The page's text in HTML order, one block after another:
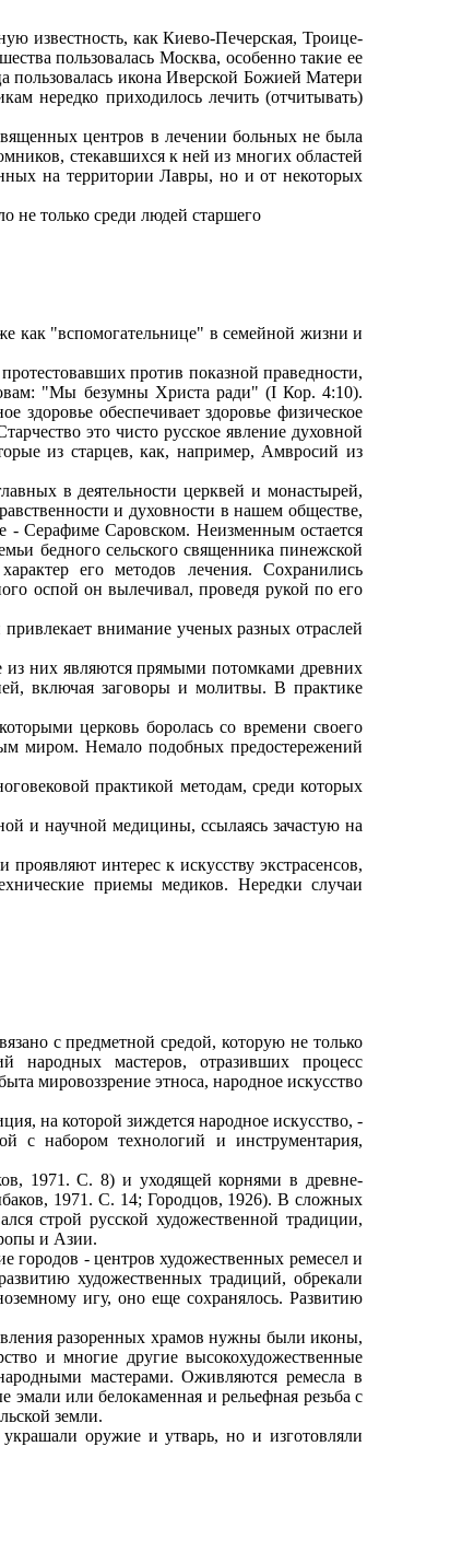
известность, как Киево-Печерская, Троице-
пользовалась Москва, особенно такие ее
пользовалась икона Иверской Божией Матери
нередко приходилось лечить (отчитывать)
центров в лечении больных не была
стекавшихся к ней из многих областей
на территории Лавры, но и от некоторых
не только среди людей старшего
как "вспомогательнице" в семейной жизни и
против показной праведности,
"Мы безумны Христа ради" (I Кор. 4:10).
обеспечивает здоровье физическое
это чисто русское явление духовной
из старцев, как, например, Амвросий из
в деятельности церквей и монастырей,
и духовности в нашем обществе,
- Серафиме Саровском. Неизменным остается
бедного сельского священника пинежской
его методов лечения. Сохранились
оспой он вылечивал, проведя рукой по его
внимание ученых разных отраслей
из них являются прямыми потомками древних
включая заговоры и молитвы. В практике
церковь боролась со времени своего
миром. Немало подобных предостережений
практикой методам, среди которых
и научной медицины, ссылаясь зачастую на
интерес к искусству экстрасенсов,
приемы медиков. Нередки случаи
с предметной средой, которую не только
народных мастеров, отразивших процесс
мировоззрение этноса, народное искусство
на которой зиждется народное искусство, -
с набором технологий и инструментария,
1971. С. 8) и уходящей корнями в древне-
1971. С. 14; Городцов, 1926). В сложных
строй русской художественной традиции,
и Азии.
- центров художественных ремесел и
художественных традиций, обрекали
игу, оно еще сохранялось. Развитию
разоренных храмов нужны были иконы,
и многие другие высокохудожественные
мастерами. Оживляются ремесла в
или белокаменная и рельефная резьба с
земли.
оружие и утварь, но и изготовляли